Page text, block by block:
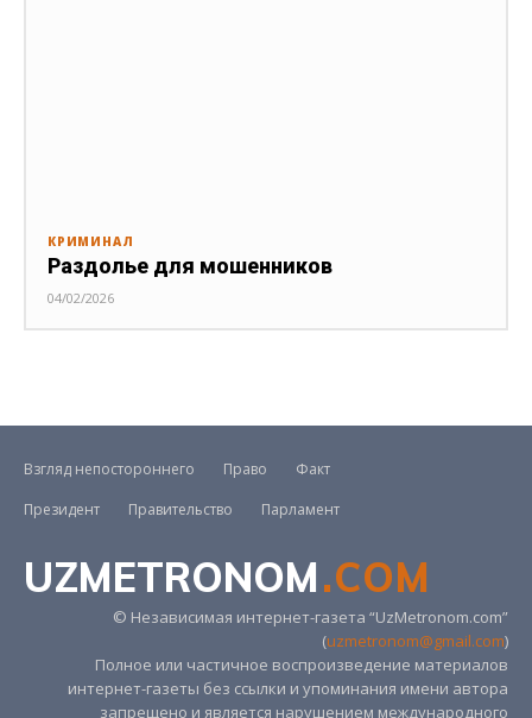
КРИМИНАЛ
Раздолье для мошенников
04/02/2026
Взгляд непостороннего Право
Факт
Президент
Правительство Парламент
UZMETRONOM.COM
© Независимая интернет-газета “UzMetronom.com”
(uzmetronom@gmail.com)
Полное или частичное воспроизведение материалов
интернет-газеты без ссылки и упоминания имени автора
запрещено и является нарушением международного